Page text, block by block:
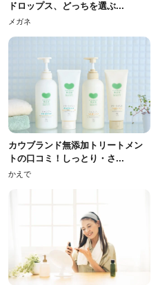
ドロップス、どっちを選ぶ...
メガネ
カウブランド無添加トリートメン
トの口コミ！しっとり・さ...
かえで